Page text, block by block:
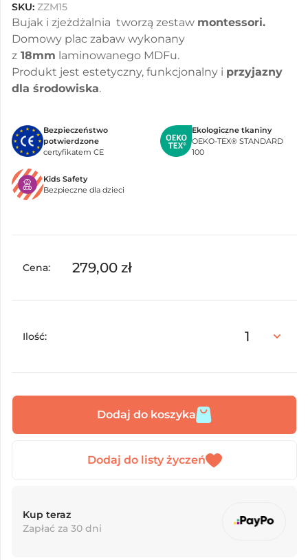
SKU: ZZM15
Bujak i zjeżdżalnia tworzą zestaw montessori.
Domowy plac zabaw wykonany
z 18mm laminowanego MDFu.
Produkt jest estetyczny, funkcjonalny i przyjazny
dla środowiska.
Bezpieczeństwo
potwierdzone
certyfikatem CE
Ekologiczne tkaniny
OEKO-TEX® STANDARD
100
Kids Safety
Bezpieczne dla dzieci
Ilość:
Cena: 279,00 zł
Dodaj do koszyka
Kup teraz
Zapłać za 30 dni